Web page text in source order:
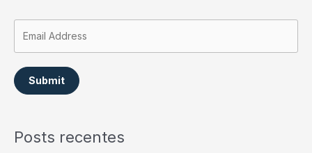
Submit
Posts recentes